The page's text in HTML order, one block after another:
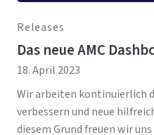
Releases
Das neue AMC
18. April 2023
Wir arbeiten kontinuierlich
verbessern und neue
diesem Grund freuen wir